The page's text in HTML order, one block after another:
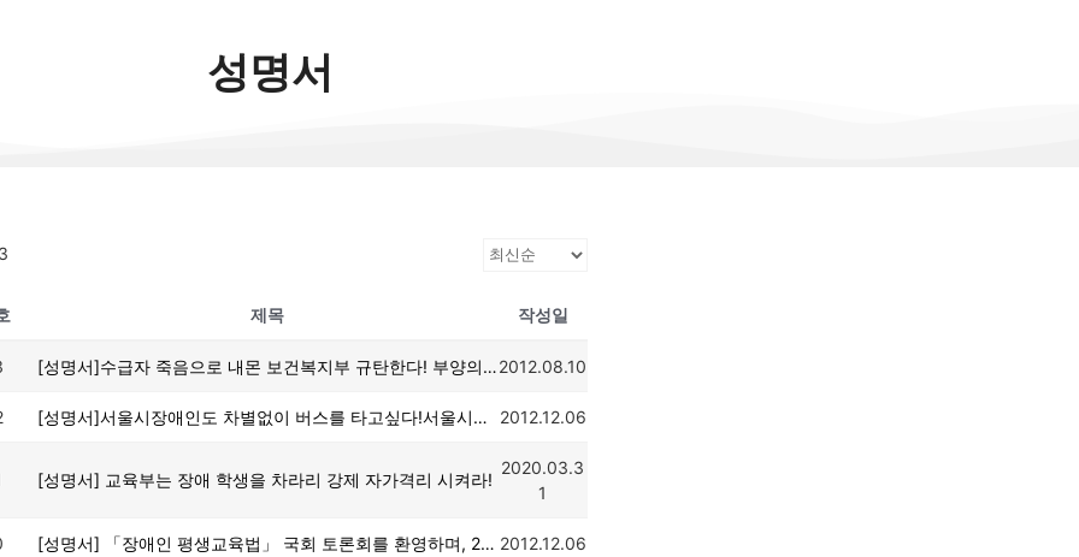
성명서
제목 작성일
[성명서]수급자 죽음으로 내몬 보건복지부 규탄한다! 부양의무자기준 즉각 폐지하라!2012.08.10
[성명서]서울시장애인도 차별없이 버스를 타고싶다!서울시의회는 2013년저상버스예산을 확대하라! 2012.12.06
[성명서] 교육부는 장애 학생을 차라리 강제 자가격리 시켜라!
2020.03.3
1
[성명서] 「장애인 평생교육법」 국회 토론회를 환영하며, 21대 국회에 「장애인 평생교육법」 제정을 촉구한다! 2012.12.06